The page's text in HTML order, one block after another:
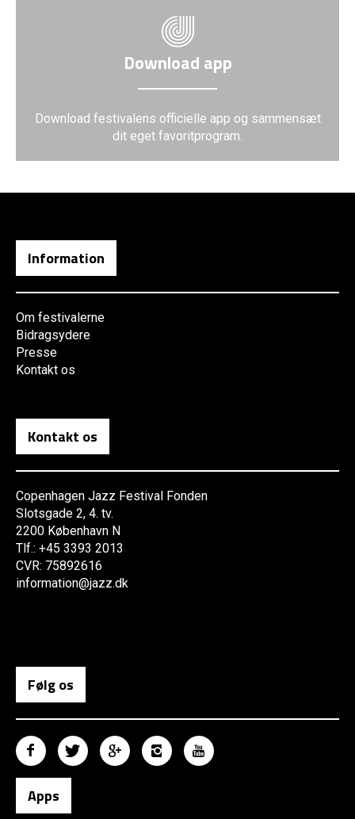
Download app
Download festivalens officielle app og sammensæt
dit eget favoritprogram.
Information
Om festivalerne
Bidragsydere
Presse
Kontakt os
Kontakt os
Copenhagen Jazz Festival Fonden
Slotsgade 2, 4. tv.
2200 København N
Tlf.: +45 3393 2013
CVR: 75892616
information@jazz.dk
Følg os
Apps